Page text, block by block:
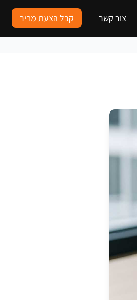
צור קשר קבל הצעת מחיר